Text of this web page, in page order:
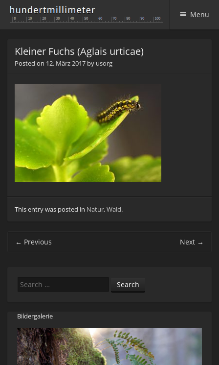
Menu
Kleiner Fuchs (Aglais urticae)
Posted on 12. März 2017 by usorg
This entry was posted in Natur,Wald.
Post navigation
← Previous Next →
Search
Bildergalerie